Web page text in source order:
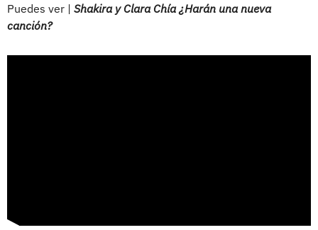
Puedes ver | Shakira y Clara Chía ¿Harán una nueva
canción?